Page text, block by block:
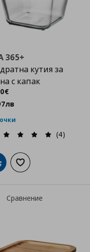
365+
кутия за
с капак
€
лв
(4)
в кошницата
Добави към
Сравнение